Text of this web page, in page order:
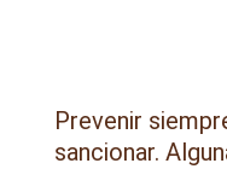
Prevenir
sancionar.